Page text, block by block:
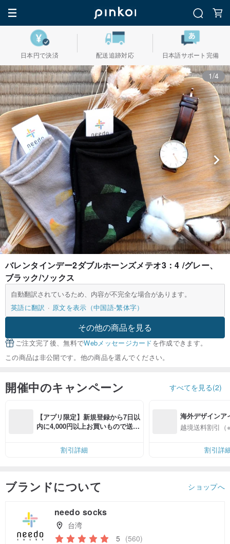
日本円で決済 配送追跡対応 日本語サポート完備
1/4
バレンタインデー2ダブルホーンズメテオ3：4 /グレー、
ブラック/ソックス
自動翻訳されているため、内容が不完全な場合があります。
英語に翻訳
原文を表示（中国語-繁体字）
その他の商品を見る
ご注文完了後、無料でWebメッセージカードを作成できます。
この商品は非公開です。他の商品を選んでください。
開催中のキャンペーン すべてを見る(2)
【アプリ限定】新規登録から7日以
内に4,000円以上お買いもので送料
割引詳細
海外デザインア
入
越境送料割引（
割引詳
ブランドについて ショップへ
needo socks
台湾
5 (560)